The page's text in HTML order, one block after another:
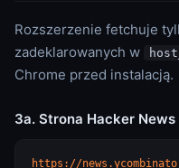
Rozszerzenie fetchuje
zadeklarowanych w
Chrome przed instalacją.
3a. Strona Hacker News
https://